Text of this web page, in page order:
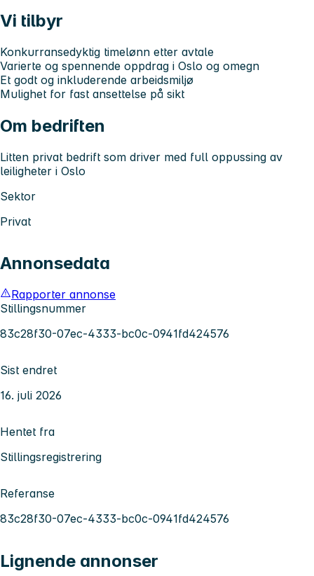
Vi tilbyr
Konkurransedyktig timelønn etter avtale
Varierte og spennende oppdrag i Oslo og omegn
Et godt og inkluderende arbeidsmiljø
Mulighet for fast ansettelse på sikt
Om bedriften
Litten privat bedrift som driver med full oppussing av
leiligheter i Oslo
Sektor
Privat
Annonsedata
Rapporter annonse
Stillingsnummer
83c28f30-07ec-4333-bc0c-0941fd424576
Sist endret
16. juli 2026
Hentet fra
Stillingsregistrering
Referanse
83c28f30-07ec-4333-bc0c-0941fd424576
Lignende annonser